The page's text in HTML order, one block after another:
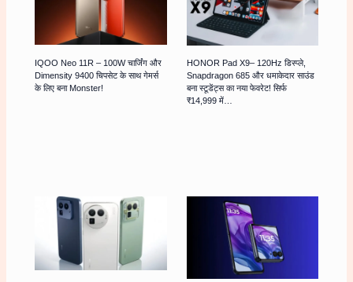
IQOO Neo 11R – 100W चार्जिंग और
Dimensity 9400 चिपसेट के साथ गेमर्स
के लिए बना Monster!
HONOR Pad X9– 120Hz डिस्प्ले,
Snapdragon 685 और धमाकेदार साउंड
बना स्टूडेंट्स का नया फेवरेट! सिर्फ
₹14,999 में…